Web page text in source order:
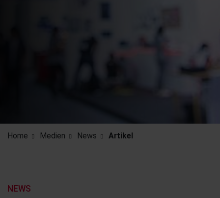
Home Medien News Artikel
NEWS